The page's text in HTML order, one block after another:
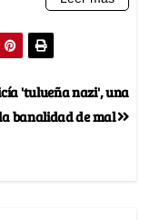
'tulueña nazi', una
banalidad de mal